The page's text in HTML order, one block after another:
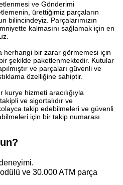
ve Gönderimi
ürettiğimiz parçaların
bilincindeyiz. Parçalarımızın
kalmasını sağlamak için en
herhangi bir zarar görmemesi için
şekilde paketlenmektedir. Kutular
ve parçaları güvenli ve
özelliğine sahiptir.
kurye hizmeti aracılığıyla
ve sigortalıdır ve
takip edebilmeleri ve güvenli
için bir takip numarası
ve 30.000 ATM parça